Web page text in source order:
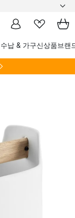
수납 & 가구신상품브랜